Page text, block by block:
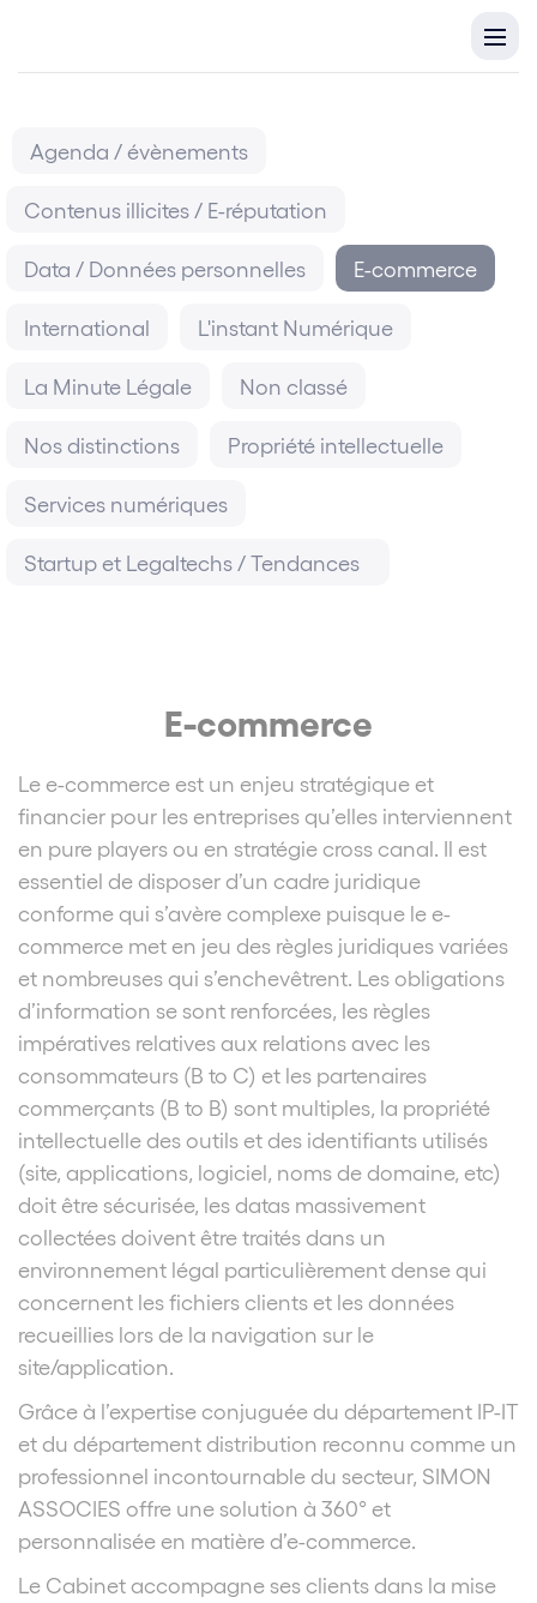
Agenda / évènements
Contenus illicites / E-réputation
Data / Données personnelles E-commerce
International L'instant Numérique
La Minute Légale Non classé
Nos distinctions Propriété intellectuelle
Services numériques
Startup et Legaltechs / Tendances
E-commerce
Le e-commerce est un enjeu stratégique et
financier pour les entreprises qu’elles interviennent
en pure players ou en stratégie cross canal. Il est
essentiel de disposer d’un cadre juridique
conforme qui s’avère complexe puisque le e-
commerce met en jeu des règles juridiques variées
et nombreuses qui s’enchevêtrent. Les obligations
d’information se sont renforcées, les règles
impératives relatives aux relations avec les
consommateurs (B to C) et les partenaires
commerçants (B to B) sont multiples, la propriété
intellectuelle des outils et des identifiants utilisés
(site, applications, logiciel, noms de domaine, etc)
doit être sécurisée, les datas massivement
collectées doivent être traités dans un
environnement légal particulièrement dense qui
concernent les fichiers clients et les données
recueillies lors de la navigation sur le
site/application.
Grâce à l’expertise conjuguée du département IP-IT
et du département distribution reconnu comme un
professionnel incontournable du secteur, SIMON
ASSOCIES offre une solution à 360° et
personnalisée en matière d’e-commerce.
Le Cabinet accompagne ses clients dans la mise